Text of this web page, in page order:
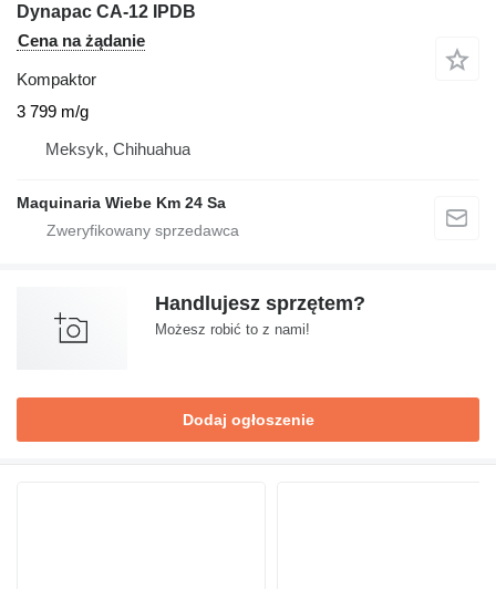
Dynapac CA-12 IPDB
Cena na żądanie
Kompaktor
3 799 m/g
Meksyk, Chihuahua
Maquinaria Wiebe Km 24 Sa
Handlujesz sprzętem?
Możesz robić to z nami!
Dodaj ogłoszenie